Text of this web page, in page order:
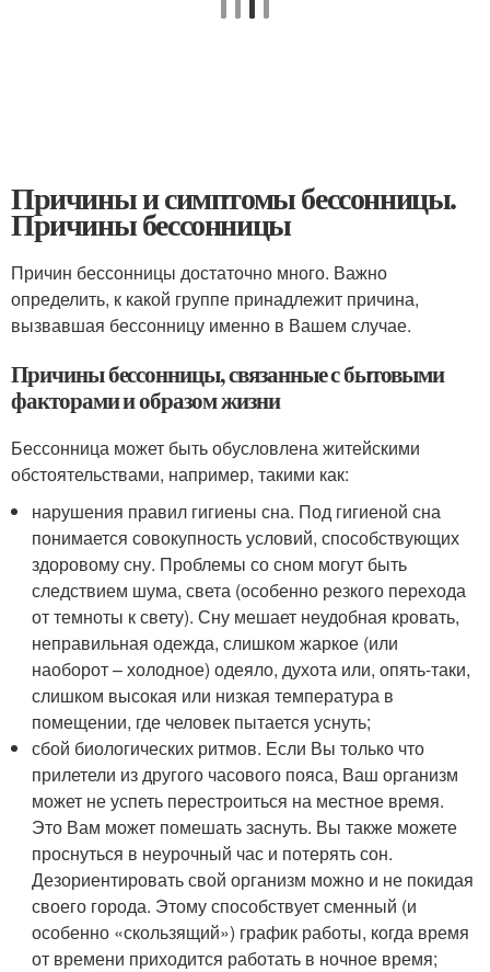
Причины и симптомы бессонницы.
Причины бессонницы
Причин бессонницы достаточно много. Важно
определить, к какой группе принадлежит причина,
вызвавшая бессонницу именно в Вашем случае.
Причины бессонницы, связанные с бытовыми
факторами и образом жизни
Бессонница может быть обусловлена житейскими
обстоятельствами, например, такими как:
нарушения правил гигиены сна. Под гигиеной сна
понимается совокупность условий, способствующих
здоровому сну. Проблемы со сном могут быть
следствием шума, света (особенно резкого перехода
от темноты к свету). Сну мешает неудобная кровать,
неправильная одежда, слишком жаркое (или
наоборот – холодное) одеяло, духота или, опять-таки,
слишком высокая или низкая температура в
помещении, где человек пытается уснуть;
сбой биологических ритмов. Если Вы только что
прилетели из другого часового пояса, Ваш организм
может не успеть перестроиться на местное время.
Это Вам может помешать заснуть. Вы также можете
проснуться в неурочный час и потерять сон.
Дезориентировать свой организм можно и не покидая
своего города. Этому способствует сменный (и
особенно «скользящий») график работы, когда время
от времени приходится работать в ночное время;